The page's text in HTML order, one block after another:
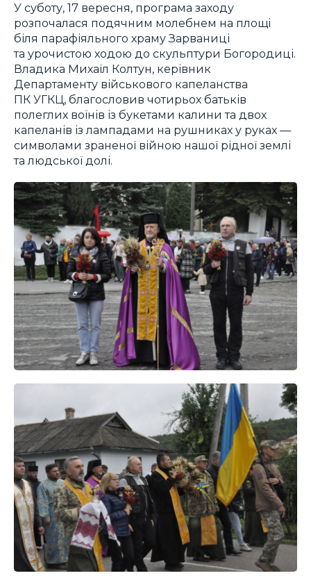
У суботу, 17 вересня, програма заходу
розпочалася подячним молебнем на площі
біля парафіяльного храму Зарваниці
та урочистою ходою до скульптури Богородиці.
Владика Михаїл Колтун, керівник
Департаменту військового капеланства
ПК УГКЦ, благословив чотирьох батьків
полеглих воїнів із букетами калини та двох
капеланів із лампадами на рушниках у руках —
символами зраненої війною нашої рідної землі
та людської долі.